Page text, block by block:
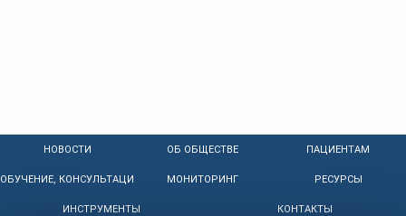
НОВОСТИ ОБ ОБЩЕСТВЕ ПАЦИЕНТАМ
ОБУЧЕНИЕ, КОНСУЛЬТАЦИИ МОНИТОРИНГ РЕСУРСЫ
ИНСТРУМЕНТЫ КОНТАКТЫ